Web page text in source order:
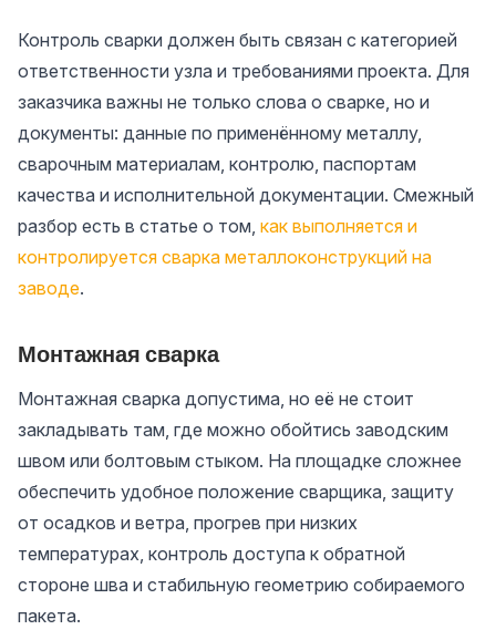
Контроль сварки должен быть связан с категорией
ответственности узла и требованиями проекта. Для
заказчика важны не только слова о сварке, но и
документы: данные по применённому металлу,
сварочным материалам, контролю, паспортам
качества и исполнительной документации. Смежный
разбор есть в статье о том, как выполняется и
контролируется сварка металлоконструкций на
заводе.
Монтажная сварка
Монтажная сварка допустима, но её не стоит
закладывать там, где можно обойтись заводским
швом или болтовым стыком. На площадке сложнее
обеспечить удобное положение сварщика, защиту
от осадков и ветра, прогрев при низких
температурах, контроль доступа к обратной
стороне шва и стабильную геометрию собираемого
пакета.